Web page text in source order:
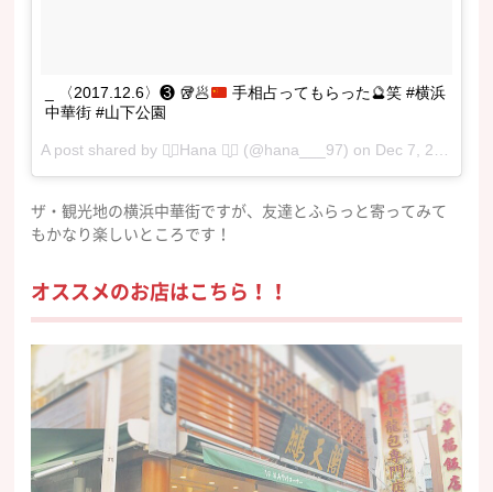
_ 〈2017.12.6〉❸ 🥡🥟 手相占ってもらった🔮笑 #横浜
中華街 #山下公園
A post shared by ⠉̮⃝Hana ⠉̮⃝ (@hana___97) on Dec 7, 2017 at 5:34am PST
ザ・観光地の横浜中華街ですが、友達とふらっと寄ってみて
もかなり楽しいところです！
オススメのお店はこちら！！